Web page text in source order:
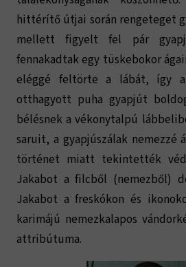
hittérítő útjai során rengeteget
mellett figyelt fel pár
fennakadtak egy tüskebokor
eléggé feltörte a lábát, így
otthagyott puha gyapjút
bélésnek a vékonytalpú
saruit, a gyapjúszálak nemezzé
történet miatt tekintették
Jakabot a filcből (nemezből)
Jakabot a freskókon és
karimájú nemezkalapos
attribútuma.